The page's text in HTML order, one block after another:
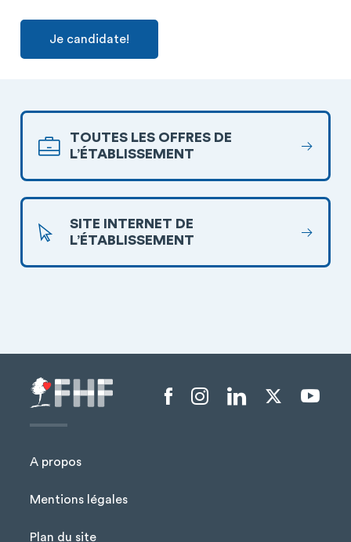
Je candidate!
TOUTES LES OFFRES DE
L’ÉTABLISSEMENT
SITE INTERNET DE
L’ÉTABLISSEMENT
A propos
Mentions légales
Plan du site
Menu liens sociaux